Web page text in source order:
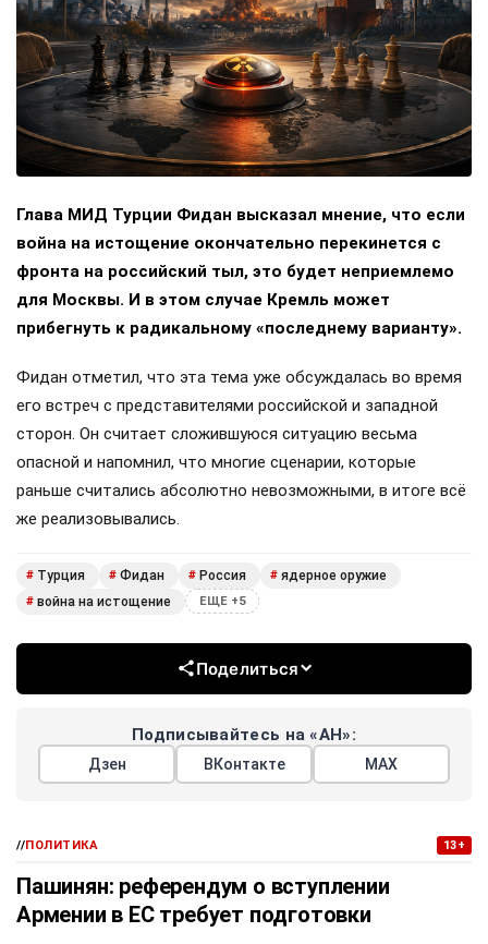
Глава МИД Турции Фидан высказал мнение, что если
война на истощение окончательно перекинется с
фронта на российский тыл, это будет неприемлемо
для Москвы. И в этом случае Кремль может
прибегнуть к радикальному «последнему варианту».
Фидан отметил, что эта тема уже обсуждалась во время
его встреч с представителями российской и западной
сторон. Он считает сложившуюся ситуацию весьма
опасной и напомнил, что многие сценарии, которые
раньше считались абсолютно невозможными, в итоге всё
же реализовывались.
# Турция # Фидан # Россия # ядерное оружие
# война на истощение ЕЩЕ +5
Поделиться
Подписывайтесь на «АН»:
Дзен ВКонтакте МАХ
//ПОЛИТИКА 13+
Пашинян: референдум о вступлении
Армении в ЕС требует подготовки